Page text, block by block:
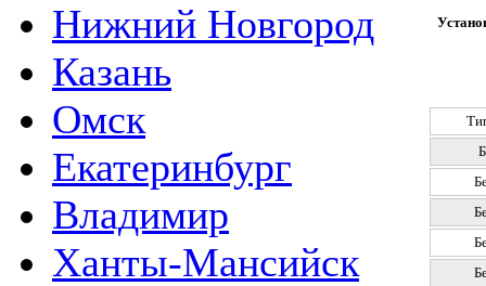
Нижний Новгород
Казань
Омск
Екатеринбург
Владимир
Ханты-Мансийск